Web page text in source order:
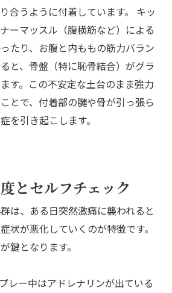
合うように付着しています。 キッ
ーマッスル（腹横筋など）による
たり、お腹と内ももの筋力バラン
と、骨盤（特に恥骨結合）がグラ
す。この不安定な土台のまま強力
とで、付着部の腱や骨が引っ張ら
を引き起こします。
とセルフチェック
は、ある日突然激痛に襲われると
状が悪化していくのが特徴です。
鍵となります。
プレー中はアドレナリンが出ている